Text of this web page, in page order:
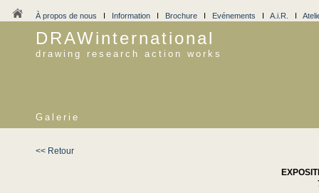
À propos de nous I Information I Brochure I Evénements I A.i.R. I
DRAWinternational
drawing research action works
Galerie
<< Retour